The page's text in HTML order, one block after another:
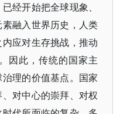
经开始把全球现象、
融入世界历史，人类
应对生存挑战，推动
因此，传统的国家主
理的价值基点。国家
对中心的崇拜、对权